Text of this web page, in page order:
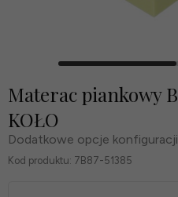
Materac piankowy
KOŁO
Dodatkowe opcje konfiguracji
Kod produktu: 7B87-51385